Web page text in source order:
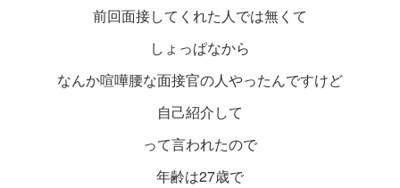
前回面接してくれた人では無くて
しょっぱなから
なんか喧嘩腰な面接官の人やったんですけど
自己紹介して
って言われたので
年齢は27歳で